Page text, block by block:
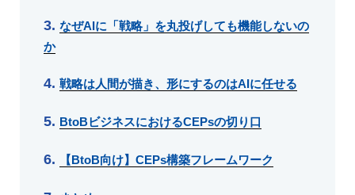
なぜAIに「戦略」を丸投げしても機能しないの
か
戦略は人間が描き、形にするのはAIに任せる
BtoBビジネスにおけるCEPsの切り口
【BtoB向け】CEPs構築フレームワーク